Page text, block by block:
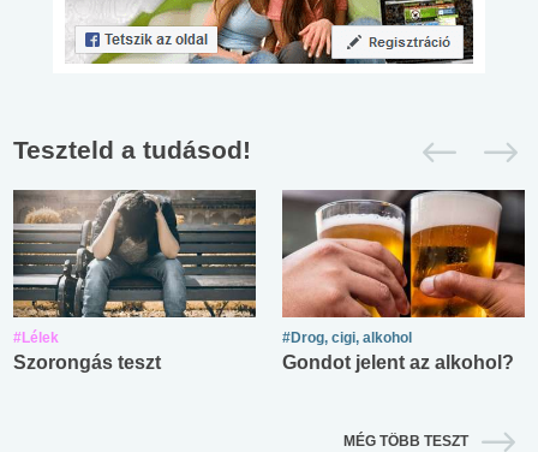
Teszteld a tudásod!
#Lélek
Szorongás teszt
#Drog, cigi, alkohol
Gondot jelent az alkohol?
MÉG TÖBB TESZT